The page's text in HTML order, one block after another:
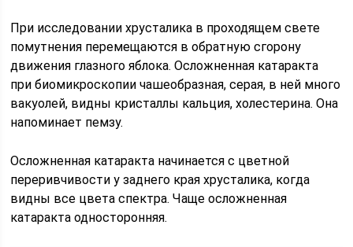
При исследовании хрусталика в проходящем свете
помутнения перемещаются в обратную сгорону
движения глазного яблока. Осложненная катаракта
при биомикроскопии чашеобразная, серая, в ней много
вакуолей, видны кристаллы кальция, холестерина. Она
напоминает пемзу.
Осложненная катаракта начинается с цветной
переривчивости у заднего края хрусталика, когда
видны все цвета спектра. Чаще осложненная
катаракта односторонняя.